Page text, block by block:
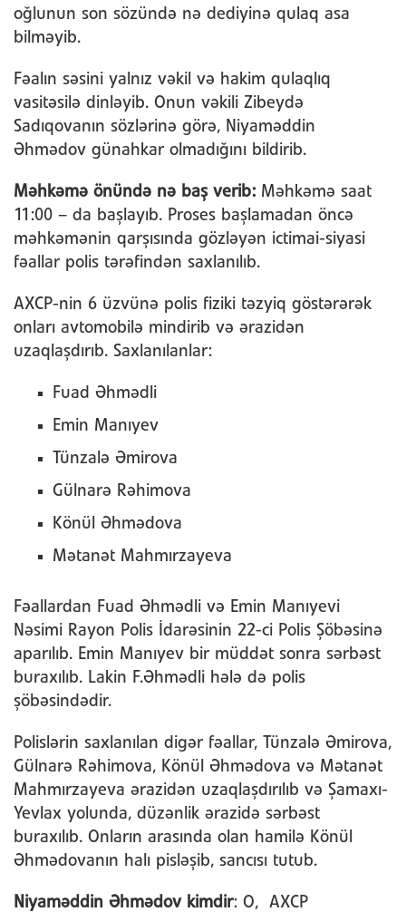
oğlunun son sözündə nə dediyinə qulaq asa
bilməyib.
Fəalın səsini yalnız vəkil və hakim qulaqlıq
vasitəsilə dinləyib. Onun vəkili Zibeydə
Sadıqovanın sözlərinə görə, Niyaməddin
Əhmədov günahkar olmadığını bildirib.
Məhkəmə önündə nə baş verib: Məhkəmə saat
11:00 – da başlayıb. Proses başlamadan öncə
məhkəmənin qarşısında gözləyən ictimai-siyasi
fəallar polis tərəfindən saxlanılıb.
AXCP-nin 6 üzvünə polis fiziki təzyiq göstərərək
onları avtomobilə mindirib və ərazidən
uzaqlaşdırıb. Saxlanılanlar:
Fuad Əhmədli
Emin Manıyev
Tünzalə Əmirova
Gülnarə Rəhimova
Könül Əhmədova
Mətanət Mahmırzayeva
Fəallardan Fuad Əhmədli və Emin Manıyevi
Nəsimi Rayon Polis İdarəsinin 22-ci Polis Şöbəsinə
aparılıb. Emin Manıyev bir müddət sonra sərbəst
buraxılıb. Lakin F.Əhmədli hələ də polis
şöbəsindədir.
Polislərin saxlanılan digər fəallar, Tünzalə Əmirova,
Gülnarə Rəhimova, Könül Əhmədova və Mətanət
Mahmırzayeva ərazidən uzaqlaşdırılıb və Şamaxı-
Yevlax yolunda, düzənlik ərazidə sərbəst
buraxılıb. Onların arasında olan hamilə Könül
Əhmədovanın halı pisləşib, sancısı tutub.
Niyaməddin Əhmədov kimdir: O, AXCP